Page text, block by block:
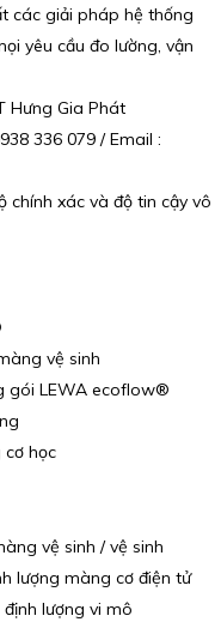
các giải pháp hệ thống
yêu cầu đo lường, vận
Hưng Gia Phát
336 079 / Email :
chính xác và độ tin cậy vô
vệ sinh
gói LEWA ecoflow®
học
vệ sinh / vệ sinh
lượng màng cơ điện tử
định lượng vi mô